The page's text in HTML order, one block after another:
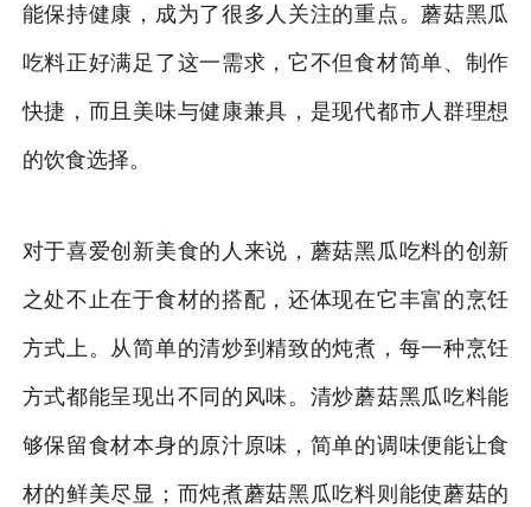
能保持健康，成为了很多人关注的重点。蘑菇黑瓜
吃料正好满足了这一需求，它不但食材简单、制作
快捷，而且美味与健康兼具，是现代都市人群理想
的饮食选择。
对于喜爱创新美食的人来说，蘑菇黑瓜吃料的创新
之处不止在于食材的搭配，还体现在它丰富的烹饪
方式上。从简单的清炒到精致的炖煮，每一种烹饪
方式都能呈现出不同的风味。清炒蘑菇黑瓜吃料能
够保留食材本身的原汁原味，简单的调味便能让食
材的鲜美尽显；而炖煮蘑菇黑瓜吃料则能使蘑菇的